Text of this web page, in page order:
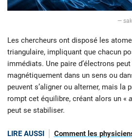
—
Les chercheurs ont disposé les
triangulaire, impliquant que chacun
immédiats. Une paire d’électrons
magnétiquement dans un sens ou
peuvent s’aligner ou alterner, mais la
rompt cet équilibre, créant alors un «
peut se stabiliser.
LIRE AUSSI
Comment les